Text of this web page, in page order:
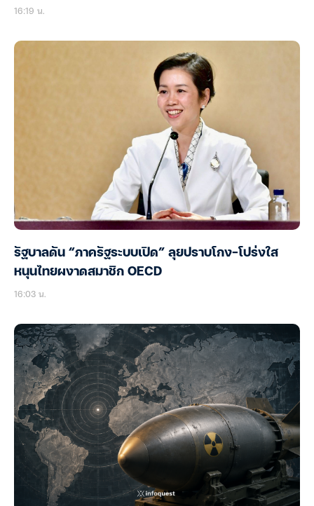
16:19 น.
รัฐบาลดัน “ภาครัฐระบบเปิด” ลุยปราบโกง-โปร่งใส
หนุนไทยผงาดสมาชิก OECD
16:03 น.